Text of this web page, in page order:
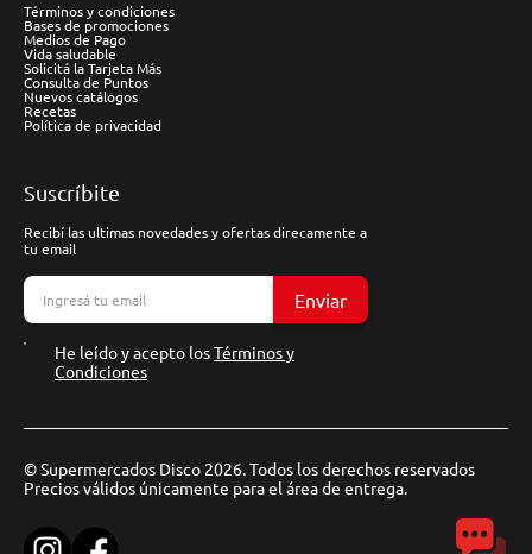
Términos y condiciones
Bases de promociones
Medios de Pago
Vida saludable
Solicitá la Tarjeta Más
Consulta de Puntos
Nuevos catálogos
Recetas
Política de privacidad
Suscríbite
Recibí las ultimas novedades y ofertas direcamente a
tu email
Enviar
He leído y acepto losTérminos y
Condiciones
© Supermercados Disco 2026. Todos los derechos reservados
Precios válidos únicamente para el área de entrega.